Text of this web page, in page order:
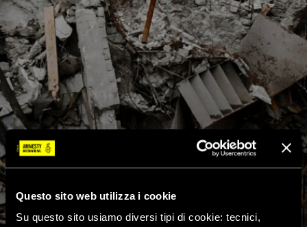
Questo sito web utilizza i cookie
Su questo sito usiamo diversi tipi di cookie: tecnici,